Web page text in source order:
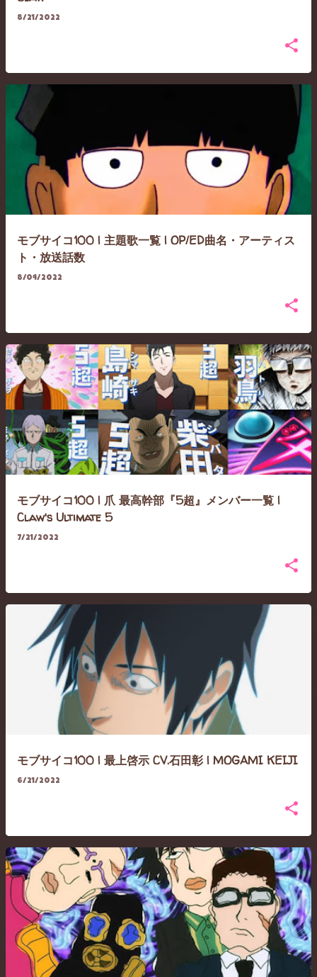
8/21/2022
モブサイコ100 | 主題歌一覧 | OP/ED曲名・アーティス
ト・放送話数
8/04/2022
モブサイコ100 | 爪 最高幹部『5超』メンバー一覧 |
Claw's Ultimate 5
7/21/2022
モブサイコ100 | 最上啓示 CV.石田彰 | MOGAMI KEIJI
6/21/2022